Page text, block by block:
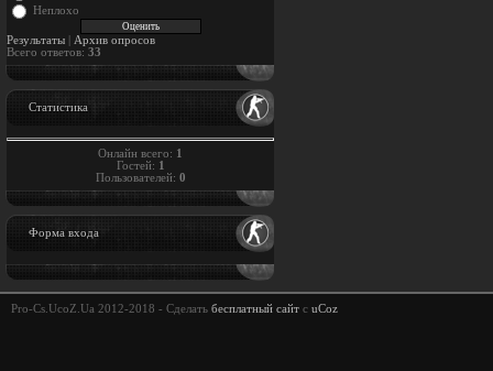
Неплохо
Результаты
Архив опросов
Всего ответов: 33
Статистика
Онлайн всего: 1
Гостей: 1
Пользователей: 0
Форма входа
Pro-Cs.UcoZ.Ua 2012-2018 - Сделать бесплатный сайт с uCoz